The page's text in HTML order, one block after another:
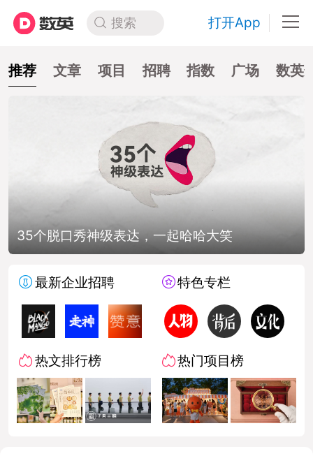
搜索 打开App
推荐 文章 项目 招聘 指数 广场 数英
35个脱口秀神级表达，一起哈哈大笑
最新企业招聘
热文排行榜
特色专栏
热门项目榜